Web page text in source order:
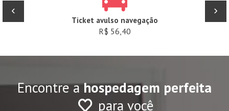
Ticket avulso navegação
R$ 56,40
‹ ›
Encontre ahospedagem perfeita
para você